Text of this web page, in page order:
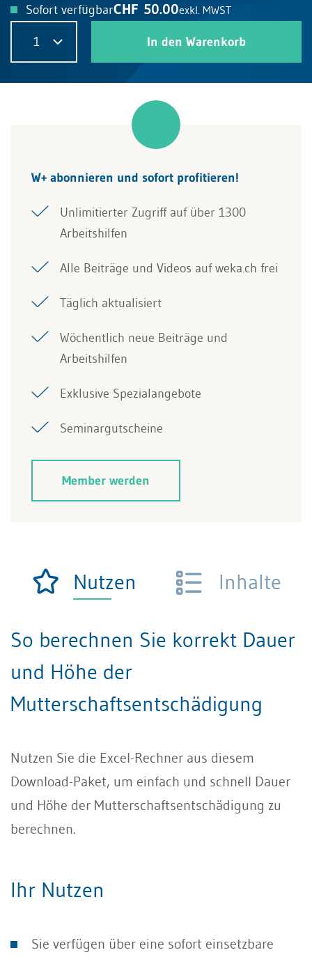
Sofort verfügbarCHF 50.00exkl. MWST
1 In den Warenkorb
W+ abonnieren und sofort profitieren!
Unlimitierter Zugriff auf über 1300
Arbeitshilfen
Alle Beiträge und Videos auf weka.ch frei
Täglich aktualisiert
Wöchentlich neue Beiträge und
Arbeitshilfen
Exklusive Spezialangebote
Seminargutscheine
Member werden
Nutzen Inhalte
So berechnen Sie korrekt Dauer
und Höhe der
Mutterschaftsentschädigung
Nutzen Sie die Excel-Rechner aus diesem
Download-Paket, um einfach und schnell Dauer
und Höhe der Mutterschaftsentschädigung zu
berechnen.
Ihr Nutzen
Sie verfügen über eine sofort einsetzbare